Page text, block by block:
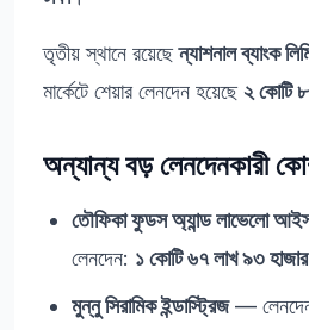
তৃতীয় স্থানে রয়েছেন্যাশনাল ব্যাংক
মার্কেটে শেয়ার লেনদেন হয়েছে২ কোটি ৮
অন্যান্য বড় লেনদেনকারী
তৌফিকা ফুডস অ্যান্ড লাভেলো
লেনদেন: ১ কোটি ৬৭ লাখ ৯৩ হাজার
মুন্নু সিরামিক ইন্ডাস্ট্রিজ—